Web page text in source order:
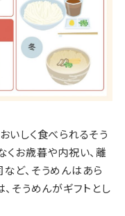
いしく食べられるそう
くお歳暮や内祝い、離
ど、そうめんはあら
そうめんがギフトとし